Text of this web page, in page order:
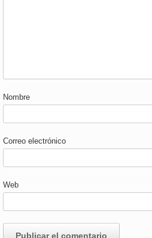
Nombre
Correo electrónico
Web